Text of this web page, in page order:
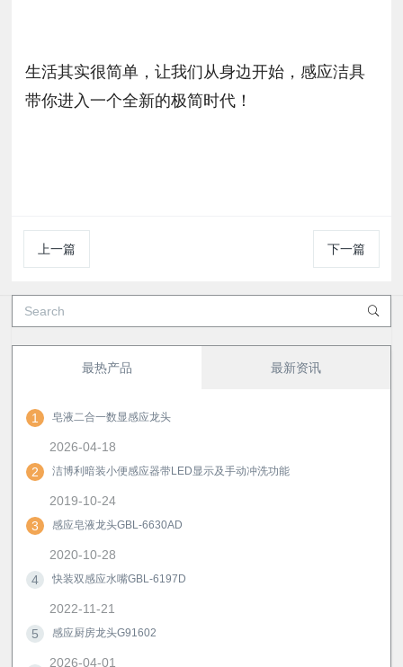
生活其实很简单，让我们从身边开始，感应洁具
带你进入一个全新的极简时代！
上一篇 下一篇
最热产品 最新资讯
1 皂液二合一数显感应龙头
2026-04-18
2
洁博利暗装小便感应器带LED显示及手动冲洗功能
2019-10-24
3
感应皂液龙头GBL-6630AD
2020-10-28
4
快装双感应水嘴GBL-6197D
2022-11-21
5
感应厨房龙头G91602
2026-04-01